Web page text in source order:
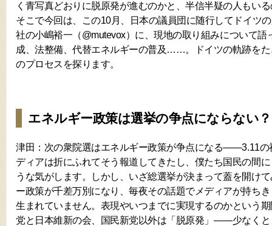
く青写真どおりに脱原発が進むのかと、半信半疑の人もい
そこで今回は、この10月、日本の議員団に随行してドイツ
社の小嶋裕一（@mutevox）に、現地の取り組みについて語
成、法整備、代替エネルギーの普及……。ドイツの軌跡を
のプロセスを探ります。
エネルギー政策は選挙の争点にならない？
津田：次の衆院選はエネルギー政策が争点になる――3.11の
ディアは折にふれてそう報道してきたし、僕たち国民の間
うな気がします。しかし、いざ総選挙が決まって蓋を開け
ー政策が千差万別になり、毎夜その話題でメディアが持ち
生まれていません。表現やいつまでに実現するのかという
党と日本維新の会、国民新党以外は「脱原発」――少なく